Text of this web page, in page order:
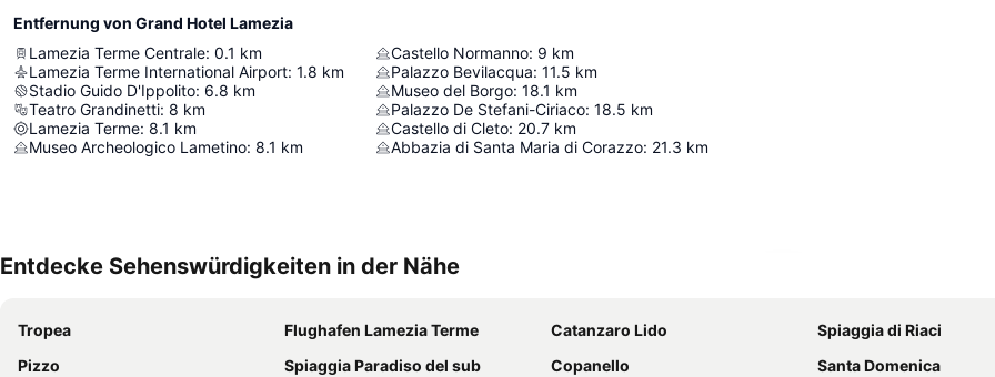
Entfernung von Grand Hotel Lamezia
Lamezia Terme Centrale: 0.1 km
Lamezia Terme International Airport: 1.8 km
Stadio Guido D'Ippolito: 6.8 km
Teatro Grandinetti: 8 km
Lamezia Terme: 8.1 km
Museo Archeologico Lametino: 8.1 km
Castello Normanno: 9 km
Palazzo Bevilacqua: 11.5 km
Museo del Borgo: 18.1 km
Palazzo De Stefani-Ciriaco: 18.5 km
Castello di Cleto: 20.7 km
Abbazia di Santa Maria di Corazzo: 21.3 km
Entdecke Sehenswürdigkeiten in der Nähe
Tropea Flughafen Lamezia Terme Catanzaro Lido
Spiaggia di Riaci
Pizzo
Spiaggia Paradiso del sub Copanello
Santa Domenica